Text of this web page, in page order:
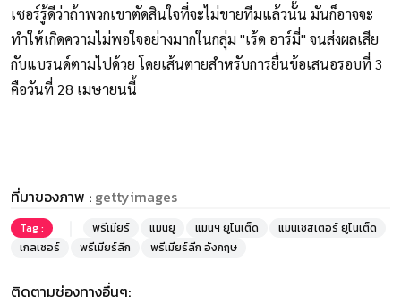
เซอร์รู้ดีว่าถ้าพวกเขาตัดสินใจที่จะไม่ขายทีมแล้วนั้น มันก็อาจจะ
ทำให้เกิดความไม่พอใจอย่างมากในกลุ่ม "เร้ด อาร์มี่" จนส่งผลเสีย
กับแบรนด์ตามไปด้วย โดยเส้นตายสำหรับการยื่นข้อเสนอรอบที่ 3
คือวันที่ 28 เมษายนนี้
ที่มาของภาพ : gettyimages
Tag : พรีเมียร์ แมนยู แมนฯ ยูไนเต็ด
แมนเชสเตอร์ ยูไนเต็ด
เกลเซอร์
พรีเมียร์ลีก พรีเมียร์ลีก อังกฤษ
ติดตามช่องทางอื่นๆ: